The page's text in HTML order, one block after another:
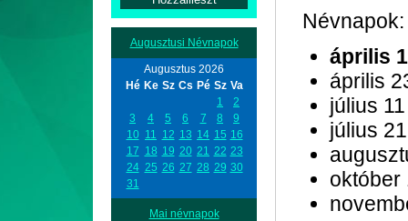
Augusztusi Névnapok
Augusztus 2026
Hé Ke Sz Cs Pé Sz Va
1
2
3
4 5 6 7 8
9
10 11 12 13 14 15 16
17 18 19 20 21 22 23
24 25 26 27 28 29 30
31
Mai névnapok
Névnapok:
április
április
július 11
július 21
október